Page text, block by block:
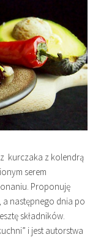
kurczaka z kolendrą
serem
Proponuję
następnego dnia po
składników.
i jest autorstwa